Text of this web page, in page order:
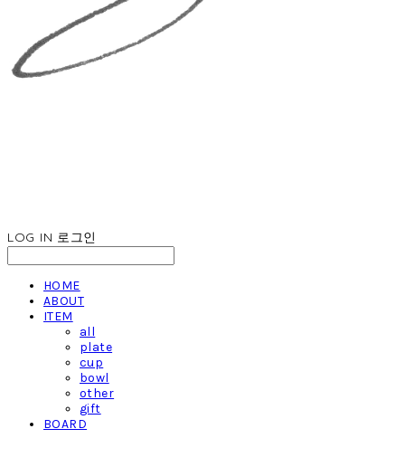
LOG IN 로그인
HOME
ABOUT
ITEM
all
plate
cup
bowl
other
gift
BOARD